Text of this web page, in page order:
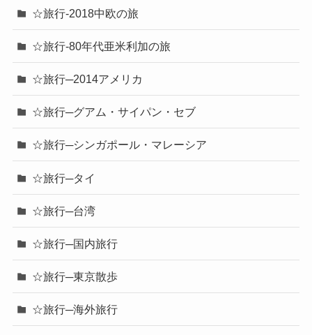
☆旅行-2018中欧の旅
☆旅行-80年代亜米利加の旅
☆旅行─2014アメリカ
☆旅行─グアム・サイパン・セブ
☆旅行─シンガポール・マレーシア
☆旅行─タイ
☆旅行─台湾
☆旅行─国内旅行
☆旅行─東京散歩
☆旅行─海外旅行